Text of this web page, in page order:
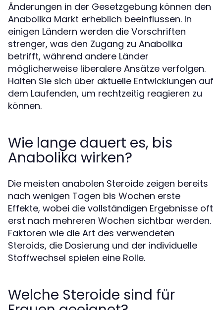
Änderungen in der Gesetzgebung können den
Anabolika Markt erheblich beeinflussen. In
einigen Ländern werden die Vorschriften
strenger, was den Zugang zu Anabolika
betrifft, während andere Länder
möglicherweise liberalere Ansätze verfolgen.
Halten Sie sich über aktuelle Entwicklungen auf
dem Laufenden, um rechtzeitig reagieren zu
können.
Wie lange dauert es, bis
Anabolika wirken?
Die meisten anabolen Steroide zeigen bereits
nach wenigen Tagen bis Wochen erste
Effekte, wobei die vollständigen Ergebnisse oft
erst nach mehreren Wochen sichtbar werden.
Faktoren wie die Art des verwendeten
Steroids, die Dosierung und der individuelle
Stoffwechsel spielen eine Rolle.
Welche Steroide sind für